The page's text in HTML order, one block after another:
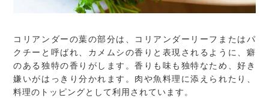
コリアンダーの葉の部分は、コリアンダーリーフまたはパ
クチーと呼ばれ、カメムシの香りと表現されるように、癖
のある独特の香りがします。香りも味も独特なため、好き
嫌いがはっきり分かれます。肉や魚料理に添えられたり、
料理のトッピングとして利用されています。